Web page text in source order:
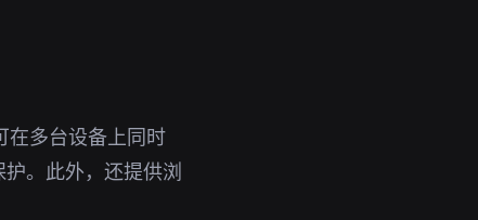
多台设备上同时
。此外，还提供浏